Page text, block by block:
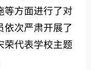
等方面进行了对
依次严肃开展了
荣代表学校主题